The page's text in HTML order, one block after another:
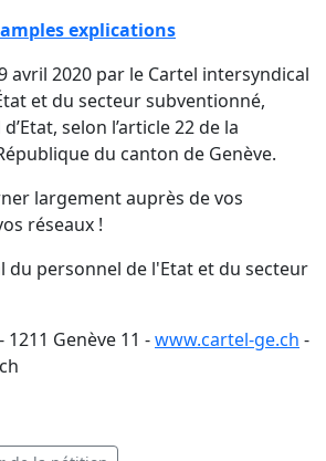
explications
avril 2020 par le Cartel intersyndical
et du secteur subventionné,
selon l’article 22 de la
du canton de Genève.
largement auprès de vos
réseaux !
du personnel de l'Etat et du secteur
1211 Genève 11 -www.cartel-ge.ch -